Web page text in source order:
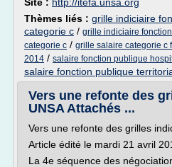
Thèmes liés : grille indiciaire
categorie c / grille indiciaire
categorie c / grille salaire categorie c
2014 / salaire fonction publique
salaire fonction publique
Vers une refonte des
UNSA Attachés ...
Vers une refonte des grilles
Article édité le mardi 21 avril
La 4e séquence des